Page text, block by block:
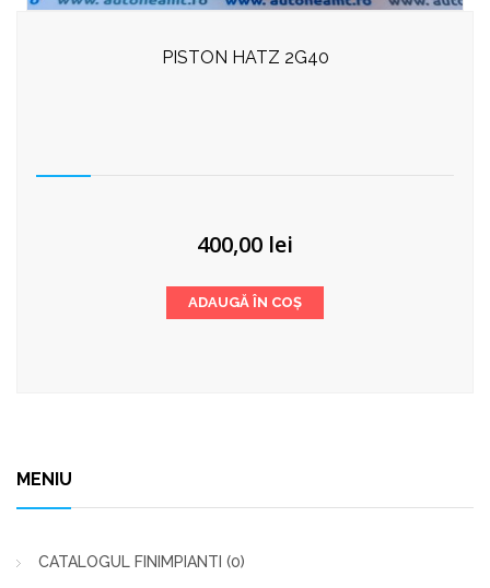
PISTON HATZ 2G40
400,00 lei
ADAUGĂ ÎN COȘ
MENIU
CATALOGUL FINIMPIANTI (0)